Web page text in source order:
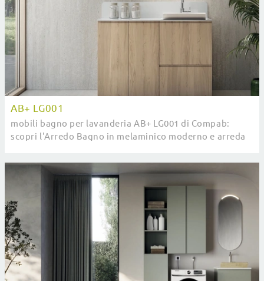
AB+ LG001
mobili bagno per lavanderia AB+ LG001 di Compab:
scopri l'Arredo Bagno in melaminico moderno e arreda